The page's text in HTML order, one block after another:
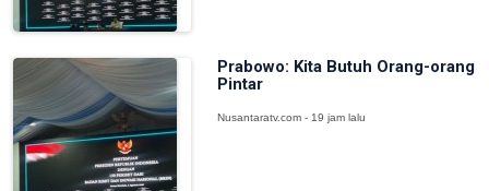
Prabowo: Kita Butuh Orang-orang
Pintar
Nusantaratv.com - 19 jam lalu